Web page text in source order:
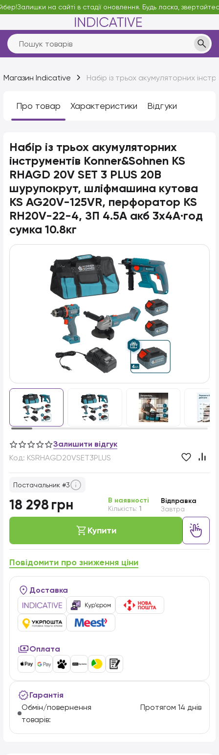
Залишки на сайті в стадії оновлення. Будь ласка, звертайтесь
Магазин Indicative Набір із трьох акумуляторних
Про товар Характеристики Відгуки
Набір із трьох акумуляторних
інструментів Konner&Sohnen KS
RHAGD 20V SET 3 PLUS 20В
шурупокрут, шліфмашина кутова
KS AG20V-125VR, перфоратор KS
RH20V-22-4, ЗП 4.5А акб 3х4А·год
сумка 10.8кг
Залишити відгук
Код: KSRHAGD20VSET3PLUS
Постачальник #3
18 298 грн В наявності
Кількість: 1
Відправка
Завтра
Купити
Повідомити про зниження ціни
Доставка
Оплата
Гарантія
Обмін/повернення
товарів:
Протягом 14 днів